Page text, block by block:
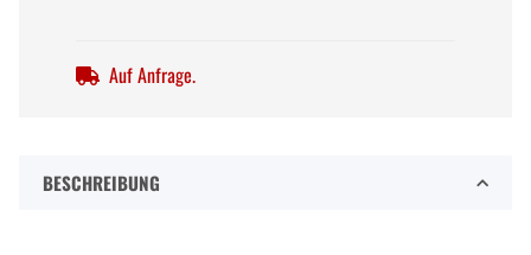
Auf Anfrage.
BESCHREIBUNG